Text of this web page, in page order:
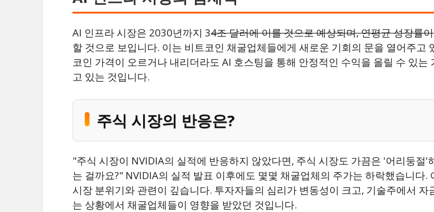
AI 인프라 시장은 2030년까지 34조 달러에 이를 것으로 예상되며, 연평균 성장률
할 것으로 보입니다. 이는 비트코인 채굴업체들에게 새로운 기회의 문을 열어주고
코인 가격이 오르거나 내리더라도 AI 호스팅을 통해 안정적인 수익을 올릴 수 있는
고 있는 것입니다.
주식 시장의 반응은?
"주식 시장이 NVIDIA의 실적에 반응하지 않았다면, 주식 시장도 가끔은 '어리둥절'
는 걸까요?" NVIDIA의 실적 발표 이후에도 몇몇 채굴업체의 주가는 하락했습니다.
시장 분위기와 관련이 깊습니다. 투자자들의 심리가 변동성이 크고, 기술주에서 자
는 상황에서 채굴업체들이 영향을 받았던 것입니다.